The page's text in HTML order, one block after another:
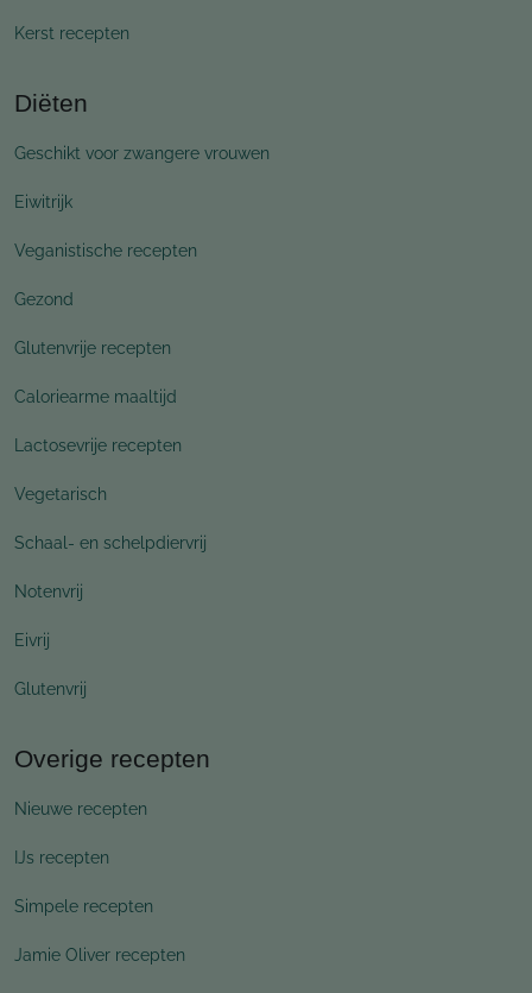
Kerst recepten
Diëten
Geschikt voor zwangere vrouwen
Eiwitrijk
Veganistische recepten
Gezond
Glutenvrije recepten
Caloriearme maaltijd
Lactosevrije recepten
Vegetarisch
Schaal- en schelpdiervrij
Notenvrij
Eivrij
Glutenvrij
Overige recepten
Nieuwe recepten
IJs recepten
Simpele recepten
Jamie Oliver recepten